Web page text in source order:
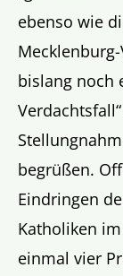
ebenso wie
bislang noch
begrüßen.
Eindringen
Katholiken
einmal vier